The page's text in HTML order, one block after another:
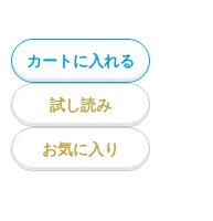
カートに入れる
試し読み
お気に入り